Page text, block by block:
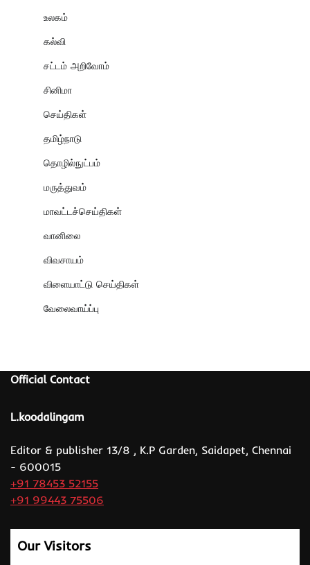
உலகம்
கல்வி
சட்டம் அறிவோம்
சினிமா
செய்திகள்
தமிழ்நாடு
தொழில்நுட்பம்
மருத்துவம்
மாவட்டச்செய்திகள்
வானிலை
விவசாயம்
விளையாட்டு செய்திகள்
வேலைவாய்ப்பு
Official Contact
L.koodalingam
Editor & publisher 13/8 , K.P Garden, Saidapet, Chennai
- 600015
+91 78453 52155
+91 99443 75506
Our Visitors